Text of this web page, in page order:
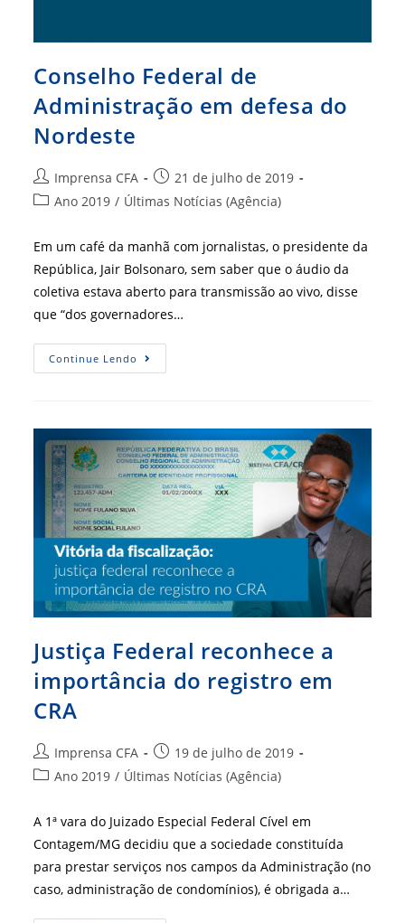
Conselho Federal de
Administração em defesa do
Nordeste
Autor
do
Imprensa CFA
Post
publicado:
21 de julho de 2019
Categoria
Ano 2019 / Últimas Notícias (Agência)
Em um café da manhã com jornalistas, o presidente da
República, Jair Bolsonaro, sem saber que o áudio da
coletiva estava aberto para transmissão ao vivo, disse
que “dos governadores…
Continue Lendo Conselho
Federal
Do
Nordeste
Justiça Federal reconhece a
importância do registro em
CRA
Autor
do
Imprensa CFA
Post
publicado:
19 de julho de 2019
Categoria
post:
Ano 2019 / Últimas Notícias (Agência)
A 1ª vara do Juizado Especial Federal Cível em
Contagem/MG decidiu que a sociedade constituída
para prestar serviços nos campos da Administração (no
caso, administração de condomínios), é obrigada a…